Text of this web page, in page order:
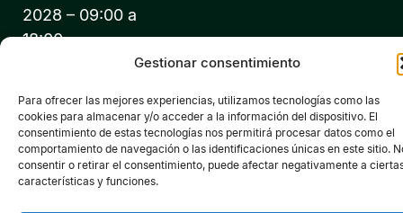
Gestionar consentimiento
Para ofrecer las mejores experiencias, utilizamos tecnologías como las
cookies para almacenar y/o acceder a la información del dispositivo. El
consentimiento de estas tecnologías nos permitirá procesar datos como el
comportamiento de navegación o las identificaciones únicas en este sitio.
consentir o retirar el consentimiento, puede afectar negativamente a
características y funciones.
2028 – 09:00 a
18:00
©2026 Expofluidos® - Todos los derechos reservados -
Organiza: PROFEI SL – NIF: B60035490 – Registro Mercantil: